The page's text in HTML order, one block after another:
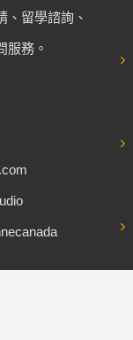
、留學諮詢、
服務。